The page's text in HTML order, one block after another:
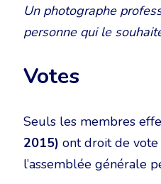
Un photographe
personne qui le
Votes
Seuls les membres
2015) ont droit de vote
l’assemblée générale